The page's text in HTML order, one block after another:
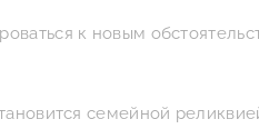
к новым
семейной